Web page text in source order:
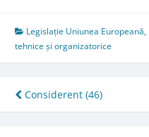
Legislație Uniunea Europeană,
tehnice și organizatorice
Post
navigation
Considerent (46)